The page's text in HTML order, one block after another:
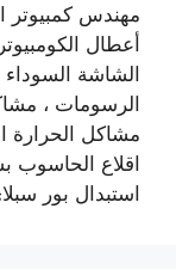
مهندس كمبيوتر
أعطال
الشاشة
الرسومات ،
مشاكل الحرارة
اقلاع الحاسوب
استبدال بور